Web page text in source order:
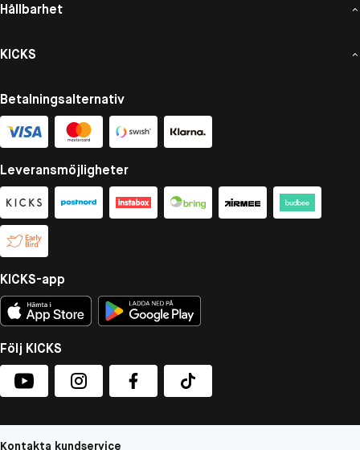
Hållbarhet
KICKS
Betalningsalternativ
Leveransmöjligheter
KICKS-app
Följ KICKS
Kontakta kundservice